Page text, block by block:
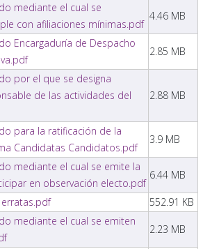
mediante el cual se
con afiliaciones mínimas.pdf
4.46 MB
Encargaduría de Despacho
2.85 MB
por el que se designa
de las actividades del
2.88 MB
para la ratificación de la
Candidatas Candidatos.pdf
3.9 MB
mediante el cual se emite la
en observación electo.pdf
6.44 MB
erratas.pdf
552.91 KB
mediante el cual se emiten
2.23 MB